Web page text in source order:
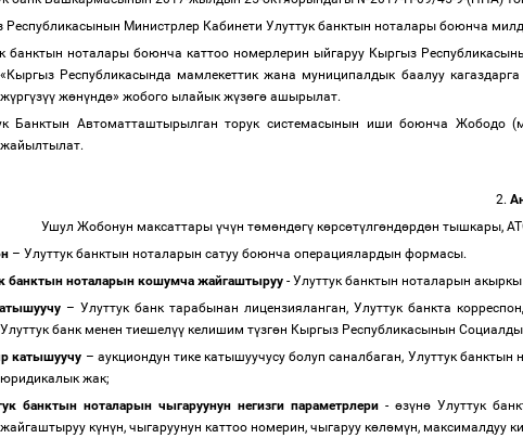
Республикасынын Министрлер Кабинети Улуттук банктын ноталары боюнча
банктын ноталары боюнча каттоо номерлерин ыйгаруу Кыргыз
«Кыргыз Республикасында мамлекеттик жана муниципалдык баалуу
жүргүзүү жөнүндө» жобого ылайык жүзөгө ашырылат.
Банктын Автоматташтырылган торук системасынын иши боюнча
жайылтылат.
2.
Ушул Жобонун максаттары үчүн төмөндөгү көрсөтүлгөндөрдөн тышкары,
– Улуттук банктын ноталарын сатуу боюнча операциялардын формасы.
банктын ноталарын кошумча жайгаштыруу - Улуттук банктын ноталарын
– Улуттук банк тарабынан лицензияланган, Улуттук банкта
Улуттук банк менен тиешелүү келишим түзгөн Кыргыз Республикасынын
катышуучу – аукциондун тике катышуучусу болуп саналбаган, Улуттук
юридикалык жак;
банктын ноталарын чыгаруунун негизги параметрлери - өзүнө Улуттук
жайгаштыруу күнүн, чыгаруунун каттоо номерин, чыгаруу көлөмүн, максималдуу